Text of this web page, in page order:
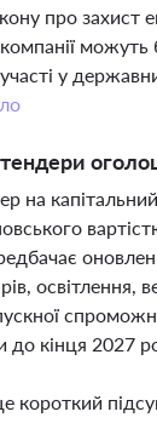
про захист
компанії можуть
у
на
освітлення,
кінця 2027
короткий